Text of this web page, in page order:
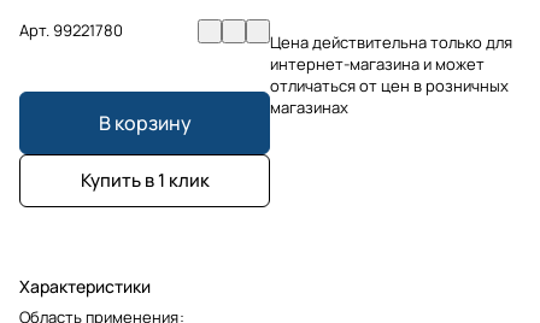
Арт.99221780
В корзину
Купить в 1 клик
Характеристики
Область применения:
Цена действительна только для
интернет-магазина и может
отличаться от цен в розничных
магазинах